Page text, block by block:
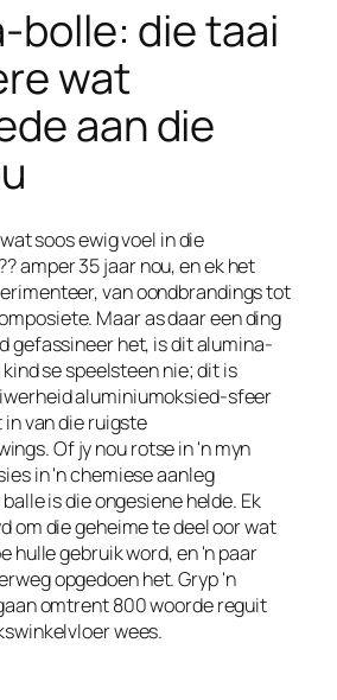
bolle: die taai
wat
aan die
soos ewig voel in die
amper 35 jaar nou, en ek het
van oondbrandings tot
Maar as daar een ding
gefassineer het, is dit alumina-
se speelsteen nie; dit is
aluminiumoksied-sfeer
van die ruigste
Of jy nou rotse in 'n myn
in 'n chemiese aanleg
is die ongesiene helde. Ek
om die geheime te deel oor wat
hulle gebruik word, en 'n paar
opgedoen het. Gryp 'n
omtrent 800 woorde reguit
wees.